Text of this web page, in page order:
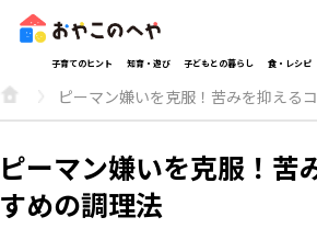
子育てのヒント 知育・遊び 子どもとの暮らし 食・レシピ
ピーマン嫌いを克服！苦みを抑える
ピーマン嫌いを克服！苦
すめの調理法